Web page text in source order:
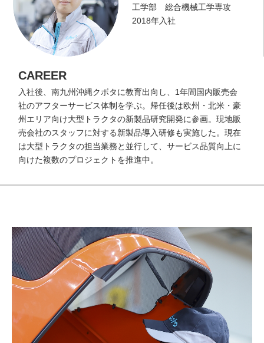
RECRUIT
採用情報
工学部 総合機械工学専攻
2018年入社
CAREER
入社後、南九州沖縄クボタに教育出向し、1年間国内販売会
社のアフターサービス体制を学ぶ。帰任後は欧州・北米・豪
州エリア向け大型トラクタの新製品研究開発に参画。現地販
売会社のスタッフに対する新製品導入研修も実施した。現在
は大型トラクタの担当業務と並行して、サービス品質向上に
向けた複数のプロジェクトを推進中。